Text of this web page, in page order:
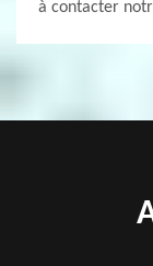
à contacter